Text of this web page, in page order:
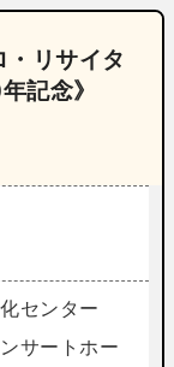
リサイタ
記念》
センター
サートホー